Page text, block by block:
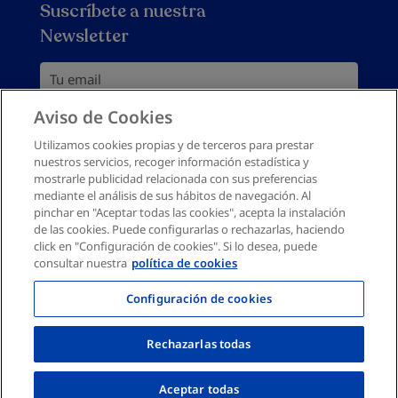
Política de devoluciones
Política de privacidad
Mapa del sitio
Canal denuncias
Suscríbete a nuestra
Newsletter
Tu email
Suscribirme
Debes aceptar la política de privacidad
Deseo recibir información comercial personalizada por
email según laPolítica de Privacidad
Aviso de Cookies
Utilizamos cookies propias y de terceros para prestar
nuestros servicios, recoger información estadística y
mostrarle publicidad relacionada con sus preferencias
mediante el análisis de sus hábitos de navegación. Al
pinchar en "Aceptar todas las cookies", acepta la instalación
de las cookies. Puede configurarlas o rechazarlas, haciendo
click en "Configuración de cookies". Si lo desea, puede
consultar nuestra política de cookies
Configuración de cookies
Rechazarlas todas
Aceptar todas